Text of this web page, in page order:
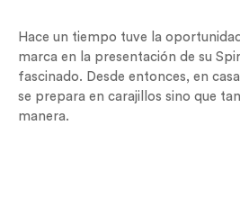
Hace un tiempo tuve la
marca en la presentación de su
fascinado. Desde entonces, en
se prepara en carajillos sino que
manera.